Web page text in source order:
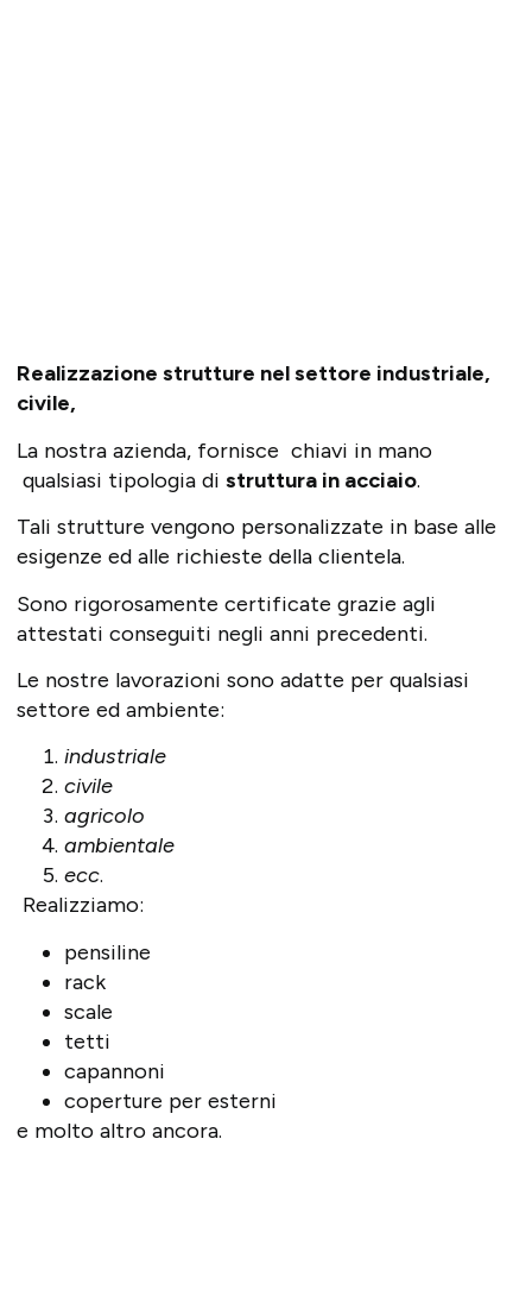
Realizzazione strutture nel settore industriale,
civile,
La nostra azienda, fornisce chiavi in mano
qualsiasi tipologia distruttura in acciaio.
Tali strutture vengono personalizzate in base alle
esigenze ed alle richieste della clientela.
Sono rigorosamentecertificate grazie agli
attestati conseguiti negli anni precedenti.
Le nostre lavorazioni sono adatte per qualsiasi
settore ed ambiente:
industriale
civile
agricolo
ambientale
ecc.
Realizziamo:
pensiline
rack
scale
tetti
capannoni
coperture per esterni
e molto altro ancora.